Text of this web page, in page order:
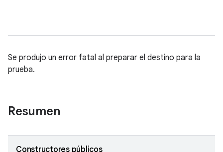
Se produjo un error fatal al preparar el destino para la
prueba.
Resumen
Constructores públicos